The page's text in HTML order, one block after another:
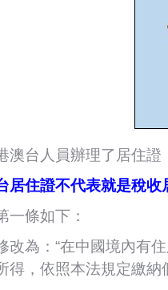
澳台人員辦理了居住證
居住證不代表就是稅收
一條如下：
改為：“在中國境內有
得，依照本法規定繳納